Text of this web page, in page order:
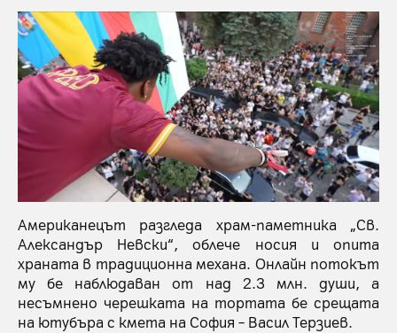
Американецът разгледа храм-паметника „Св.
Александър Невски“, облече носия и опита
храната в традиционна механа. Онлайн потокът
му бе наблюдаван от над 2.3 млн. души, а
несъмнено черешката на тортата бе срещата
на ютубъра с кмета на София – Васил Терзиев.